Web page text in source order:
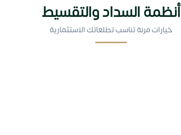
أنظمة السداد والتقسيط
خيارات مرنة تناسب تطلعاتك الاستثمارية